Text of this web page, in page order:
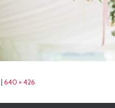
| 640 × 426